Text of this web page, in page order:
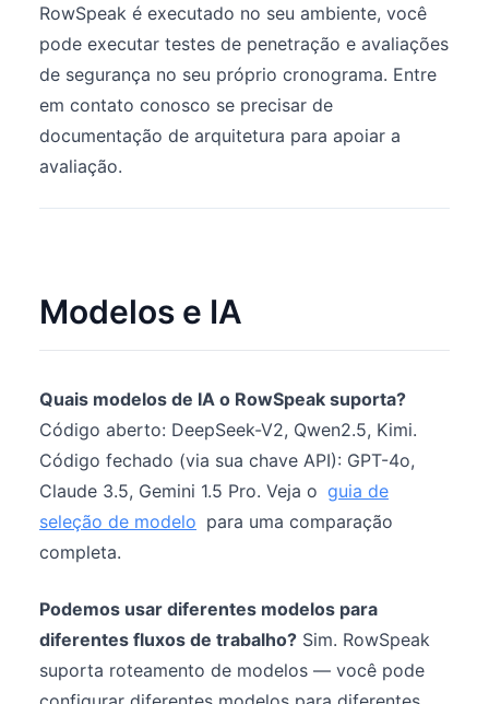
RowSpeak é executado no seu ambiente, você
pode executar testes de penetração e avaliações
de segurança no seu próprio cronograma. Entre
em contato conosco se precisar de
documentação de arquitetura para apoiar a
avaliação.
Modelos e IA
Quais modelos de IA o RowSpeak suporta?
Código aberto: DeepSeek-V2, Qwen2.5, Kimi.
Código fechado (via sua chave API): GPT-4o,
Claude 3.5, Gemini 1.5 Pro. Veja o guia de
seleção de modelo para uma comparação
completa.
Podemos usar diferentes modelos para
diferentes fluxos de trabalho? Sim. RowSpeak
suporta roteamento de modelos — você pode